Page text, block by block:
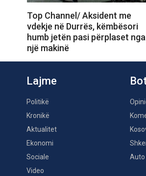
Top Channel/ Aksident me
vdekje në Durrës, këmbësori
humb jetën pasi përplaset nga
një makinë
Lajme
Politikë
Kronikë
Aktualitet
Ekonomi
Sociale
Video
Auto